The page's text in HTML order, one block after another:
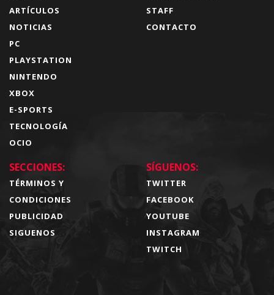
ARTÍCULOS
NOTICIAS
PC
PLAYSTATION
NINTENDO
XBOX
E-SPORTS
TECNOLOGÍA
OCIO
STAFF
CONTACTO
SECCIONES:
TÉRMINOS Y
CONDICIONES
PUBLICIDAD
SIGUENOS
SÍGUENOS:
TWITTER
FACEBOOK
YOUTUBE
INSTAGRAM
TWITCH